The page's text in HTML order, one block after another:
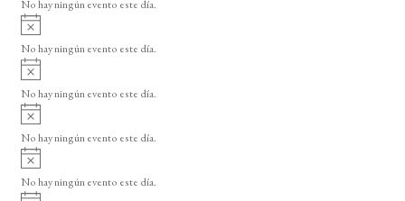
d
e
E
v
e
n
t
o
i
o
No hay ningún evento este día.
A
v
i
o
No hay ningún evento este día.
A
v
i
o
No hay ningún evento este día.
A
v
i
o
No hay ningún evento este día.
A
v
i
No hay ningún evento este día.
A